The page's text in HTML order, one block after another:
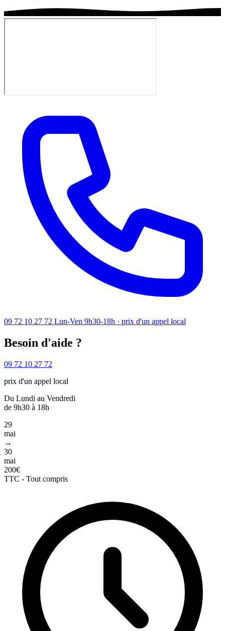
09 72 10 27 72 Lun-Ven 9h30-18h · prix d'un appel local
Besoin d'aide ?
09 72 10 27 72
prix d'un appel local
Du Lundi au Vendredi
de 9h30 à 18h
29
mai
→
30
mai
200€
TTC - Tout compris